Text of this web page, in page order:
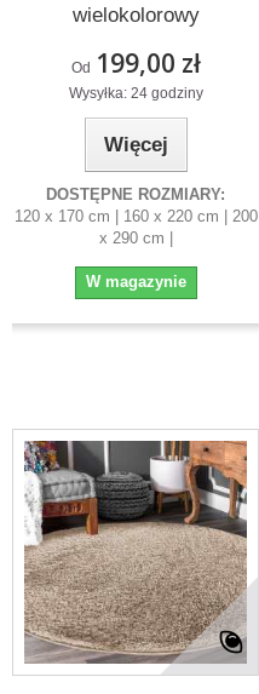
wielokolorowy
Od 199,00 zł
Wysyłka: 24 godziny
Więcej
DOSTĘPNE ROZMIARY:
120 x 170 cm | 160 x 220 cm | 200
x 290 cm |
W magazynie